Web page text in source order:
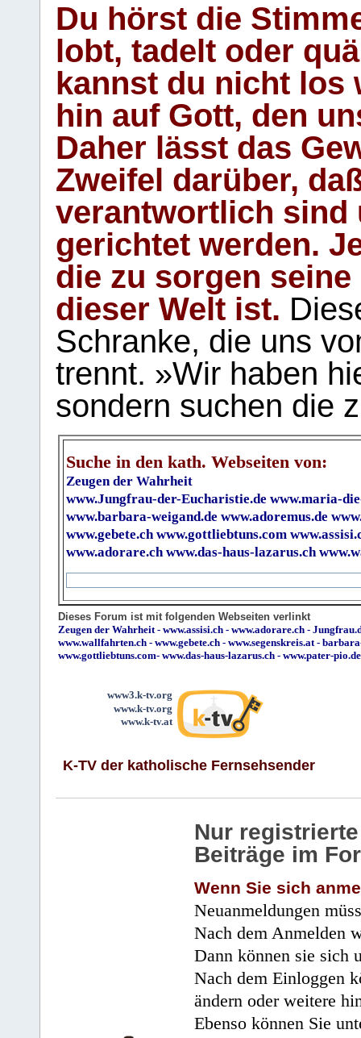
Du hörst die
lobt, tadelt oder
kannst du nicht los
hin auf Gott, den
Daher lässt das
Zweifel darüber,
verantwortlich sind
gerichtet werden.
die zu sorgen
dieser Welt ist.
Schranke, die uns
trennt. »Wir haben
sondern suchen die
Suche in den kath. Webseiten von:
Zeugen der Wahrheit
www.Jungfrau-der-Eucharistie.de www.maria-
www.barbara-weigand.de www.adoremus.de
www.gebete.ch www.gottliebtuns.com
www.adorare.ch www.das-haus-lazarus.ch
Dieses Forum ist mit folgenden Webseiten verlinkt
Zeugen der Wahrheit- www.assisi.ch - www.adorare.ch -
www.wallfahrten.ch - www.gebete.ch - www.segenskreis.at-
www.gottliebtuns.com- www.das-haus-lazarus.ch - www.pater-pio.de
www3.k-tv.org
www.k-tv.org
www.k-tv.at
K-TV der katholische Fernsehsender
Nur
Beiträge im
Wenn Sie sich
Neuanmeldungen
Nach dem Anmelden
Dann können sie sich
Nach dem Einloggen
ändern oder weitere
Ebenso können Sie